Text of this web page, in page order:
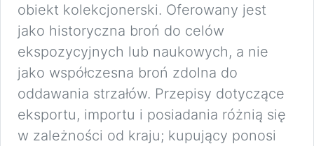
obiekt kolekcjonerski. Oferowany jest
jako historyczna broń do celów
ekspozycyjnych lub naukowych, a nie
jako współczesna broń zdolna do
oddawania strzałów. Przepisy dotyczące
eksportu, importu i posiadania różnią się
w zależności od kraju; kupujący ponosi